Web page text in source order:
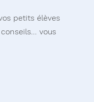
petits élèves
vous